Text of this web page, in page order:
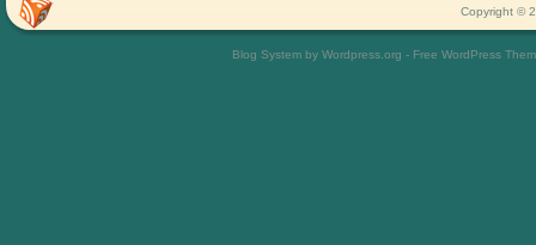
Copyright ©
Blog System by Wordpress.org - Free WordPress